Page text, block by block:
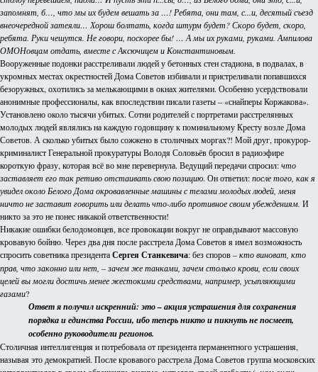
запомнят, б…, что мы их будем вешать за …! Ребята, они там, с...и, десятый съезд
внеочередной затеяли… Хорош болтать, когда штурм будет? Скоро будет, скоро,
ребята. Руки чешутся. Не говори, поскорее бы! … А мы их руками, руками. Ампилова
ОМОНовцам отдать, вместе с Аксючицем и Константиновым.
Вооруженные подонки расстреливали людей у бетонных стен стадиона, в подвалах, в
укромных местах окрестностей Дома Советов избивали и пристреливали попавшихся
безоружных, охотились за мелькающими в окнах жителями. Особенно усердствовали
анонимные профессионалы, как впоследствии писали газеты – «снайперы Коржакова».
Установлено около тысячи убитых. Сотни родителей с портретами расстрелянных
молодых людей являлись на каждую годовщину к поминальному Кресту возле Дома
Советов. А сколько убитых было сожжено в столичных моргах?! Мой друг, прокурор-
криминалист Генеральной прокуратуры Володя Соловьёв бросил в радиоэфире
короткую фразу, которая всё во мне перевернула. Ведущий передачи спросил:что
заставляет его так ретиво отстаивать свою позицию. Он ответил:после того, как я
увидел около Белого Дома окровавленные машины с телами молодых людей, меня
ничто не заставит говорить или делать что-либо противное своим убеждениям. И
никто за это не понес никакой ответственности!
Никакие ошибки белодомовцев, все провокации вокруг не оправдывают массовую
кровавую бойню. Через два дня после расстрела Дома Советов я имел возможность
спросить советника президентаСергея Станкевича: без споров –кто виноват, кто
прав, что законно или нет, – зачем же танками, зачем столько крови, если своих
целей вы могли достичь менее жестокими средствами, например, усыпляющими
газами?
Ответ я получил искренний: это – акция устрашения для сохранения
порядка и единства России, ибо теперь никто и пикнуть не посмеет,
особенно руководители регионов.
Столичная интеллигенция и потребовала от президента перманентного устрашения,
называя это демократией. После кровавого расстрела Дома Советов группа московских